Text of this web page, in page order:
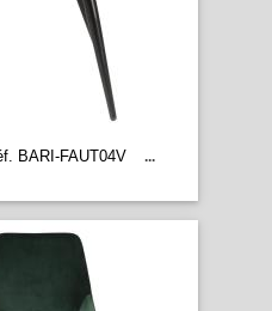
BARI-FAUT04V
...